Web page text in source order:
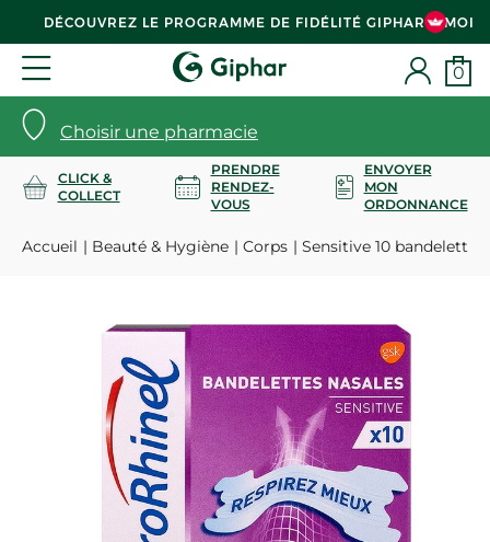
DÉCOUVREZ LE PROGRAMME DE FIDÉLITÉ GIPHAR & MOI
Choisir une pharmacie
0
CLICK &
COLLECT
PRENDRE
RENDEZ-
VOUS
ENVOYER
MON
ORDONNANCE
Accueil Beauté & Hygiène Corps Sensitive 10